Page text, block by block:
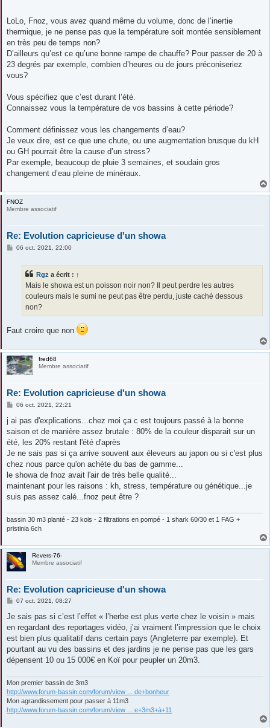
LoLo, Fnoz, vous avez quand même du volume, donc de l’inertie
thermique, je ne pense pas que la température soit montée sensiblement
en très peu de temps non?
D’ailleurs qu’est ce qu’une bonne rampe de chauffe? Pour passer de 20 à
23 degrés par exemple, combien d’heures ou de jours préconiseriez
vous?
Vous spécifiez que c’est durant l’été.
Connaissez vous la température de vos bassins à cette période?
Comment définissez vous les changements d’eau?
Je veux dire, est ce que une chute, ou une augmentation brusque du kH
ou GH pourrait être la cause d’un stress?
Par exemple, beaucoup de pluie 3 semaines, et soudain gros
changement d’eau pleine de minéraux.
FNOZ
Membre associatif
Re: Evolution capricieuse d'un showa
M06 oct. 2021, 22:00
Rgz a écrit : ↑
Mais le showa est un poisson noir non? Il peut perdre les autres
couleurs mais le sumi ne peut pas être perdu, juste caché dessous
non?
Faut croire que non
fred68
Membre associatif
Re: Evolution capricieuse d'un showa
M
s
a
g
06 oct. 2021, 22:21
j ai pas d'explications...chez moi ça c est toujours passé à la bonne
saison et de manière assez brutale : 80% de la couleur disparait sur un
été, les 20% restant l'été d'après
Je ne sais pas si ça arrive souvent aux éleveurs au japon ou si c'est plus
chez nous parce qu'on achète du bas de gamme...
le showa de fnoz avait l'air de très belle qualité...
maintenant pour les raisons : kh, stress, température ou génétique...je
suis pas assez calé...fnoz peut être ?
bassin 30 m3 planté - 23 kois - 2 filtrations en pompé - 1 shark 60/30 et 1 FAG +
pristinia 6ch
Revers-76-
Membre associatif
Re: Evolution capricieuse d'un showa
M
s
a
g
07 oct. 2021, 08:27
Je sais pas si c’est l’effet « l’herbe est plus verte chez le voisin » mais
en regardant des reportages vidéo, j’ai vraiment l’impression que le choix
est bien plus qualitatif dans certain pays (Angleterre par exemple). Et
pourtant au vu des bassins et des jardins je ne pense pas que les gars
dépensent 10 ou 15 000€ en Koï pour peupler un 20m3.
Mon premier bassin de 3m3
http://www.forum-bassin.com/forum/view ... de+bonheur
Mon agrandissement pour passer à 11m3
http://www.forum-bassin.com/forum/view ... e+3m3+à+11